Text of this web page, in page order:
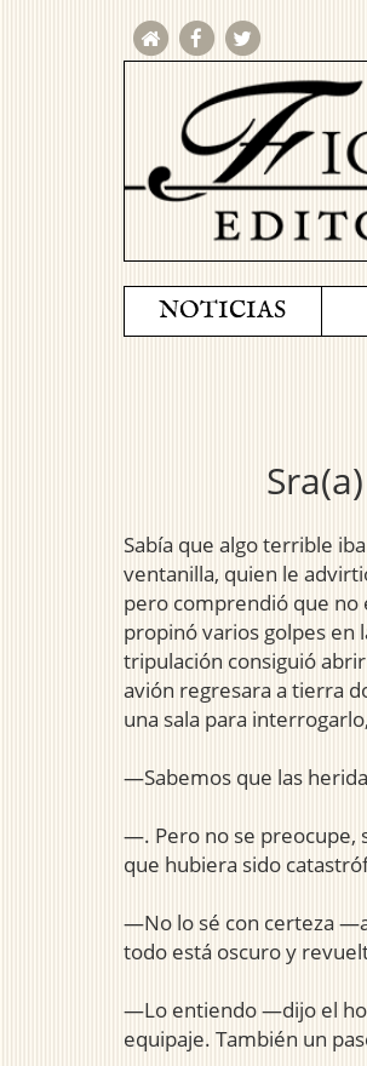
NOTICIAS
Sabía que algo terrible
ventanilla, quien le
pero comprendió que no
propinó varios golpes en
tripulación consiguió
avión regresara a tierra
una sala para
—Sabemos que las
—. Pero no se preocupe,
que hubiera sido
—No lo sé con certeza
todo está oscuro y
—Lo entiendo —dijo el
equipaje. También un